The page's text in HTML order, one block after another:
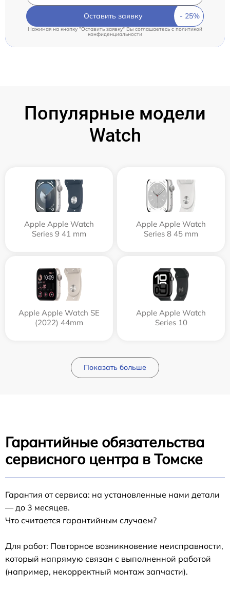
Оставить заявку
Нажимая на кнопку "Оставить заявку" Вы соглашаетесь cполитикой
конфиденциальности
Популярные модели
Watch
Apple Apple Watch
Series 9 41 mm
Apple Apple Watch
Series 8 45 mm
Apple Apple Watch SE
(2022) 44mm
Apple Apple Watch
Series 10
Показать больше
Гарантийные обязательства
сервисного центра в Томске
Гарантия от сервиса: на установленные нами детали
— до 3 месяцев.
Что считается гарантийным случаем?
Для работ: Повторное возникновение неисправности,
который напрямую связан с выполненной работой
(например, некорректный монтаж запчасти).